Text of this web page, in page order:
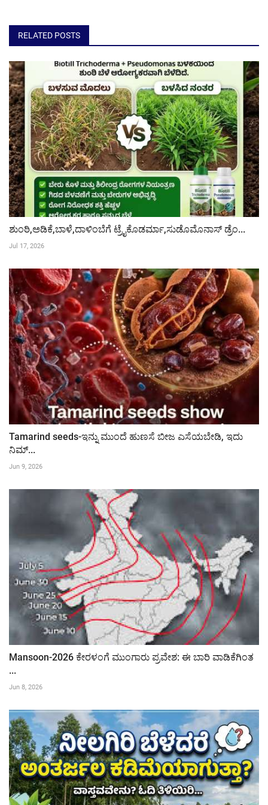
RELATED POSTS
ಶುಂಠಿ,ಅಡಿಕೆ,ಬಾಳೆ,ದಾಳಿಂಬೆಗೆ ಟ್ರೈಕೊಡರ್ಮಾ,ಸುಡೊಮೊನಾಸ್ ಡ್ರೆಂ...
Jul 17, 2026
Tamarind seeds-ಇನ್ನು ಮುಂದೆ ಹುಣಸೆ ಬೀಜ ಎಸೆಯಬೇಡಿ, ಇದು
ನಿಮ್...
Jun 9, 2026
Mansoon-2026 ಕೇರಳಂಗೆ ಮುಂಗಾರು ಪ್ರವೇಶ: ಈ ಬಾರಿ ವಾಡಿಕೆಗಿಂತ
...
Jun 8, 2026